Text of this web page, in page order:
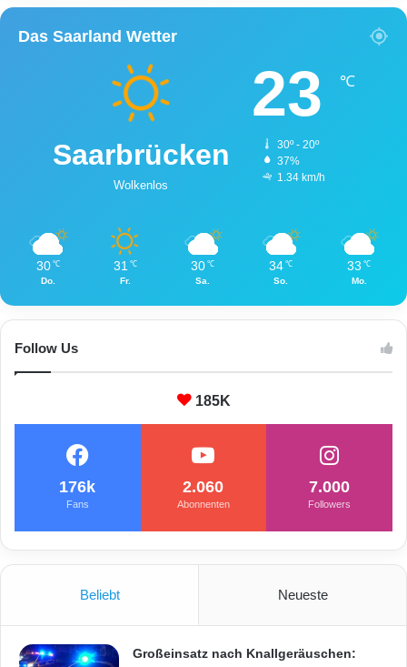
Das Saarland Wetter
Saarbrücken
Wolkenlos
23 ℃
30º - 20º
37%
1.34 km/h
30 ℃
Do.
31 ℃
Fr.
30 ℃
Sa.
34 ℃
So.
33 ℃
Mo.
Follow Us
185K
176k
Fans
2.060
Abonnenten
7.000
Followers
Beliebt Neueste
Großeinsatz nach Knallgeräuschen: